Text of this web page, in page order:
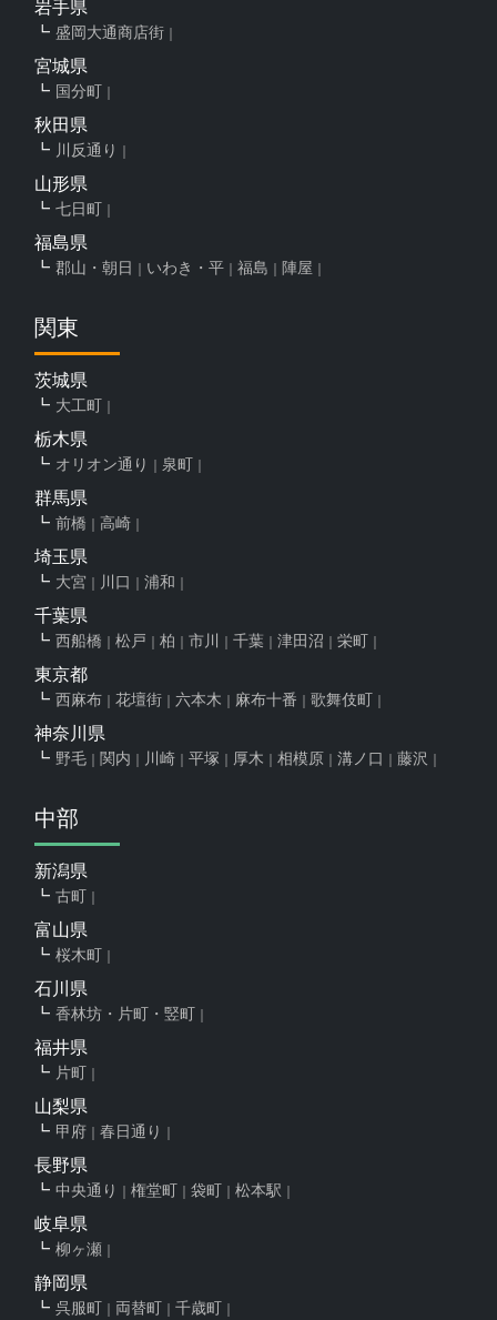
岩手県
盛岡大通商店街
宮城県
国分町
秋田県
川反通り
山形県
七日町
福島県
郡山・朝日 いわき・平 福島 陣屋
関東
茨城県
大工町
栃木県
オリオン通り 泉町
群馬県
前橋 高崎
埼玉県
大宮 川口 浦和
千葉県
西船橋 松戸 柏 市川 千葉 津田沼 栄町
東京都
西麻布 花壇街 六本木 麻布十番 歌舞伎町
神奈川県
野毛 関内 川崎 平塚 厚木 相模原 溝ノ口 藤沢
中部
新潟県
古町
富山県
桜木町
石川県
香林坊・片町・竪町
福井県
片町
山梨県
甲府 春日通り
長野県
中央通り 権堂町 袋町 松本駅
岐阜県
柳ヶ瀬
静岡県
呉服町 両替町 千歳町